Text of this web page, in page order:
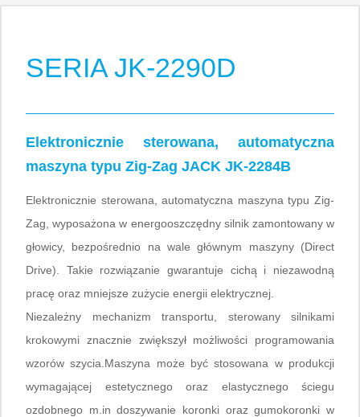
SERIA JK-2290D
Elektronicznie sterowana, automatyczna
maszyna typu Zig-Zag JACK JK-2284B
Elektronicznie sterowana, automatyczna maszyna typu Zig-
Zag, wyposażona w energooszczędny silnik zamontowany w
głowicy, bezpośrednio na wale głównym maszyny (Direct
Drive). Takie rozwiązanie gwarantuje cichą i niezawodną
pracę oraz mniejsze zużycie energii elektrycznej.
Niezależny mechanizm transportu, sterowany silnikami
krokowymi znacznie zwiększył możliwości programowania
wzorów szycia.Maszyna może być stosowana w produkcji
wymagającej estetycznego oraz elastycznego ściegu
ozdobnego m.in doszywanie koronki oraz gumokoronki w